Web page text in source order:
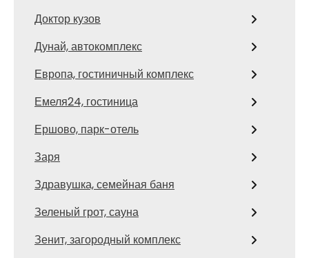
Доктор кузов
Дунай, автокомплекс
Европа, гостиничный комплекс
Емеля24, гостиница
Ершово, парк-отель
Заря
Здравушка, семейная баня
Зеленый грот, сауна
Зенит, загородный комплекс